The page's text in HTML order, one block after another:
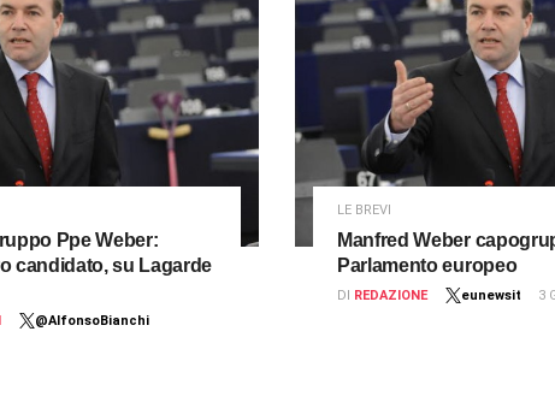
Ppe Weber:
candidato, su Lagarde
@AlfonsoBianchi
LE BREVI
Manfred Weber
Parlamento europeo
DI REDAZIONE eunewsit 3